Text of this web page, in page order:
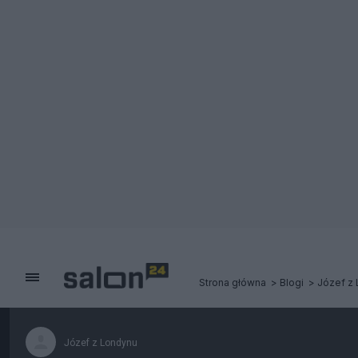
Strona główna Blogi Józef z
Józef z Londynu